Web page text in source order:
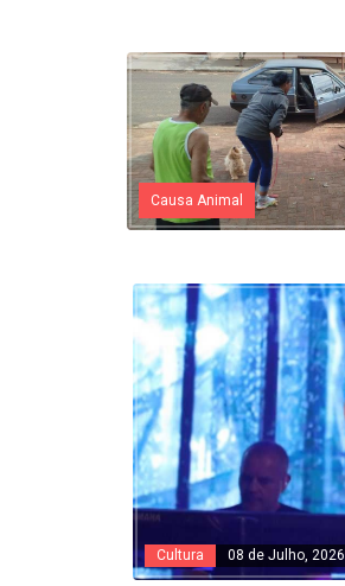
Causa Animal
Cultura 08 de Julho, 2026